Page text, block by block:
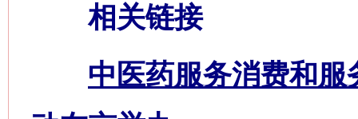
相关链接
中医药服务消费和